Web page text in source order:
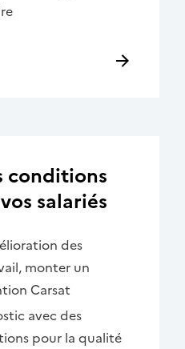
conditions
salariés
des
monter un
Carsat
avec des
pour la qualité